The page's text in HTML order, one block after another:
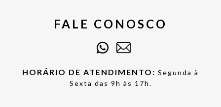
FALE CONOSCO
HORÁRIO DE ATENDIMENTO: Segunda à
Sexta das 9h às 17h.